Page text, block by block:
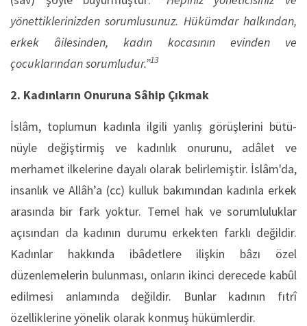
yönettiklerinizden sorumlusunuz. Hükümdar halkından,
erkek âilesinden, kadın kocasının evinden ve
çocuklarından sorumludur.”13
2. Kadınların Onuruna Sâhip Çıkmak
İslâm, toplumun kadınla ilgili yanlış görüşlerini bütü­
nüyle değiştirmiş ve kadınlık onurunu, adâlet ve
merhamet ilkelerine dayalı olarak belirlemiştir. İslâm'da,
insanlık ve Allâh’a (cc) kulluk bakımından kadınla erkek
arasında bir fark yoktur. Temel hak ve sorumluluklar
açısından da kadının durumu erkekten farklı değildir.
Kadınlar hakkında ibâdetle­re ilişkin bâzı özel
düzenlemelerin bulunması, onların ikinci derecede kabûl
edilmesi anlamında değildir. Bunlar kadının fıtrî
özelliklerine yönelik olarak konmuş hükümlerdir.